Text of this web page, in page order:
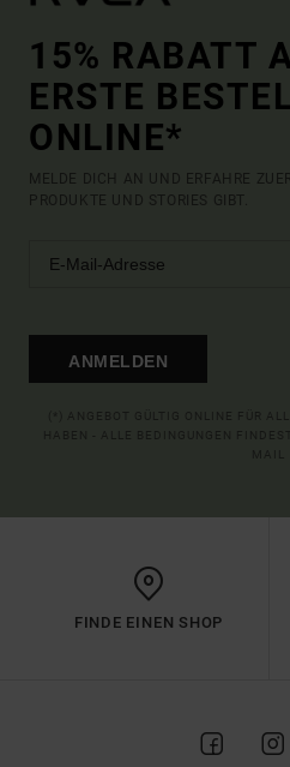
15% RABATT
ERSTE
ONLINE*
MELDE DICH AN UND ERFAHRE
PRODUKTE UND STORIES GIBT.
ANMELDEN
FINDE EINEN SHOP